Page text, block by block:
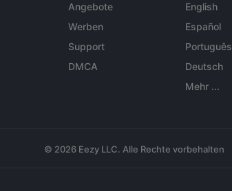
Angebote
Werben
Support
DMCA
English
Español
Português
Deutsch
Mehr ...
© 2026 Eezy LLC. Alle Rechte vorbehalten